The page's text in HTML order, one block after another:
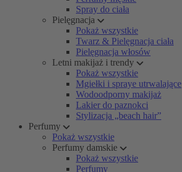
Spray do ciała
Pielęgnacja
Pokaż wszystkie
Twarz & Pielęgnacja ciała
Pielęgnacja włosów
Letni makijaż i trendy
Pokaż wszystkie
Mgiełki i spraye utrwalające
Wodoodporny makijaż
Lakier do paznokci
Stylizacja „beach hair”
Perfumy
Pokaż wszystkie
Perfumy damskie
Pokaż wszystkie
Perfumy